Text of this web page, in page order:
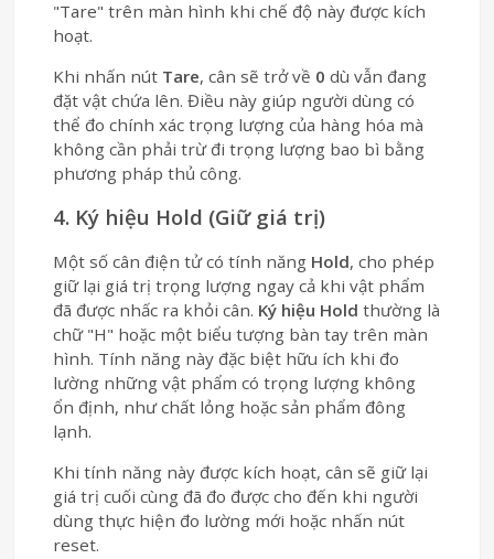
"Tare" trên màn hình khi chế độ này được kích
hoạt.
Khi nhấn nút Tare, cân sẽ trở về 0 dù vẫn đang
đặt vật chứa lên. Điều này giúp người dùng có
thể đo chính xác trọng lượng của hàng hóa mà
không cần phải trừ đi trọng lượng bao bì bằng
phương pháp thủ công.
4. Ký hiệu Hold (Giữ giá trị)
Một số cân điện tử có tính năng Hold, cho phép
giữ lại giá trị trọng lượng ngay cả khi vật phẩm
đã được nhấc ra khỏi cân. Ký hiệu Hold thường là
chữ "H" hoặc một biểu tượng bàn tay trên màn
hình. Tính năng này đặc biệt hữu ích khi đo
lường những vật phẩm có trọng lượng không
ổn định, như chất lỏng hoặc sản phẩm đông
lạnh.
Khi tính năng này được kích hoạt, cân sẽ giữ lại
giá trị cuối cùng đã đo được cho đến khi người
dùng thực hiện đo lường mới hoặc nhấn nút
reset.